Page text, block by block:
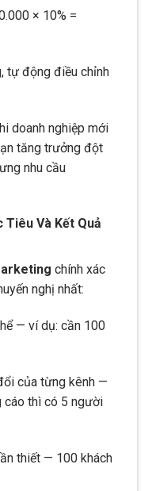
× 10% =
tự động điều chỉnh
doanh nghiệp mới
tăng trưởng đột
nhu cầu
Và Kết Quả
chính xác
nghị nhất:
— ví dụ: cần 100
của từng kênh —
cáo thì có 5 người
thiết — 100 khách